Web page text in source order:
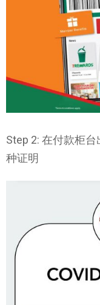
Step 2: 在付款柜
种证明